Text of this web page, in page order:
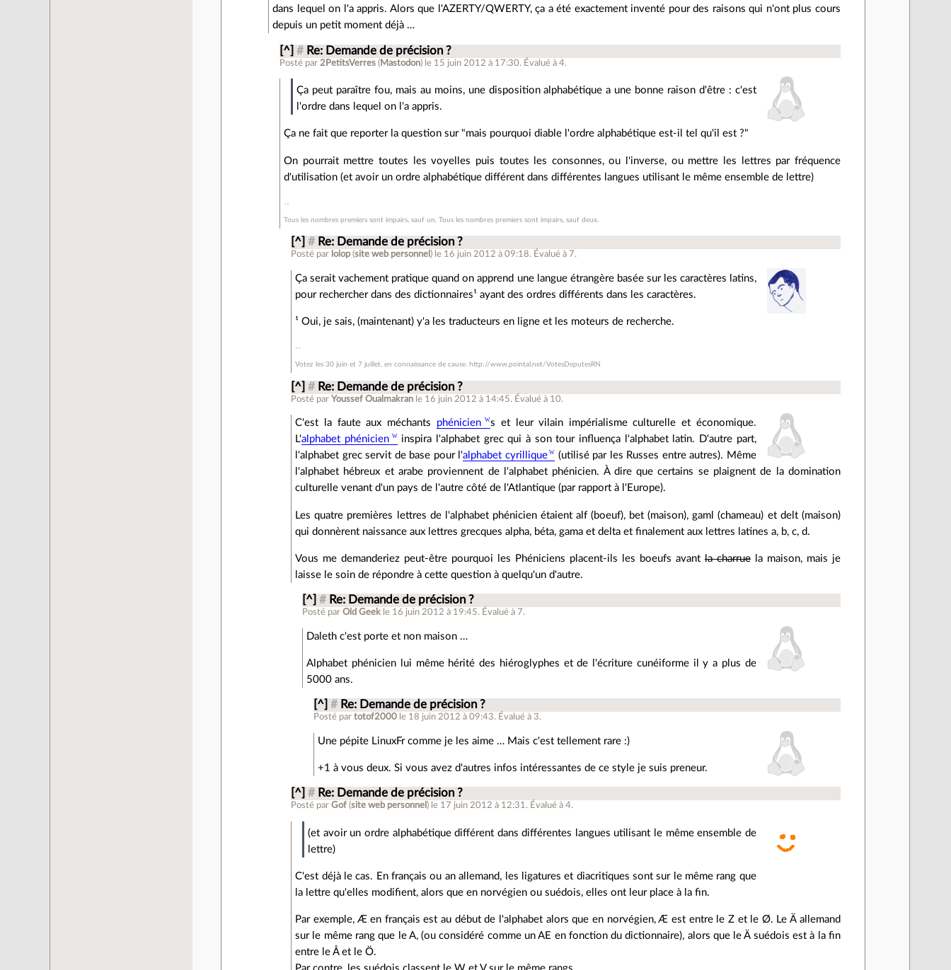
dans lequel on l'a appris. Alors que l'AZERTY/QWERTY, ça a été exactement inventé pour des raisons qui n'ont plus cours
depuis un petit moment déjà …
[^] # Re: Demande de précision ?
Posté par 2PetitsVerres ( Mastodon) le 15 juin 2012 à 17:30. Évalué à4.
Ça peut paraître fou, mais au moins, une disposition alphabétique a une bonne raison d'être : c'est
l'ordre dans lequel on l'a appris.
Ça ne fait que reporter la question sur "mais pourquoi diable l'ordre alphabétique est-il tel qu'il est ?"
On pourrait mettre toutes les voyelles puis toutes les consonnes, ou l'inverse, ou mettre les lettres par fréquence
d'utilisation (et avoir un ordre alphabétique différent dans différentes langues utilisant le même ensemble de lettre)
Tous les nombres premiers sont impairs, sauf un. Tous les nombres premiers sont impairs, sauf deux.
[^] # Re: Demande de précision ?
Posté par lolop(site web personnel ) le 16 juin 2012 à 09:18. Évalué à 7.
Ça serait vachement pratique quand on apprend une langue étrangère basée sur les caractères latins,
pour rechercher dans des dictionnaires¹ ayant des ordres différents dans les caractères.
¹ Oui, je sais, (maintenant) y'a les traducteurs en ligne et les moteurs de recherche.
Votez les 30 juin et 7 juillet, en connaissance de cause. http://www.pointal.net/VotesDeputesRN
[^] # Re: Demande de précision ?
Posté parYoussef Oualmakran le 16 juin 2012 à 14:45. Évalué à 10.
C'est la faute aux méchants phénicien
s et leur vilain impérialisme culturelle et économique.
L'alphabet phénicien
inspira l'alphabet grec qui à son tour influença l'alphabet latin. D'autre part,
l'alphabet grec servit de base pour l'alphabet cyrillique
(utilisé par les Russes entre autres). Même
l'alphabet hébreux et arabe proviennent de l'alphabet phénicien. À dire que certains se plaignent de la domination
culturelle venant d'un pays de l'autre côté de l'Atlantique (par rapport à l'Europe).
Les quatre premières lettres de l'alphabet phénicien étaient alf (boeuf), bet (maison), gaml (chameau) et delt (maison)
qui donnèrent naissance aux lettres grecques alpha, béta, gama et delta et finalement aux lettres latines a, b, c, d.
Vous me demanderiez peut-être pourquoi les Phéniciens placent-ils les boeufs avant la charruela maison, mais je
laisse le soin de répondre à cette question à quelqu'un d'autre.
[^] # Re: Demande de précision ?
Posté parOld Geek le 16 juin 2012 à 19:45. Évalué à 7.
Daleth c'est porte et non maison …
Alphabet phénicien lui même hérité des hiéroglyphes et de l'écriture cunéiforme il y a plus de
5000 ans.
[^] # Re: Demande de précision ?
Posté partotof2000 le 18 juin 2012 à 09:43. Évalué à 3.
Une pépite LinuxFr comme je les aime … Mais c'est tellement rare :)
+1 à vous deux. Si vous avez d'autres infos intéressantes de ce style je suis preneur.
[^] # Re: Demande de précision ?
Posté parGof (site web personnel ) le 17 juin 2012 à 12:31. Évalué à4.
(et avoir un ordre alphabétique différent dans différentes langues utilisant le même ensemble de
lettre)
C'est déjà le cas. En français ou an allemand, les ligatures et diacritiques sont sur le même rang que
la lettre qu'elles modifient, alors que en norvégien ou suédois, elles ont leur place à la fin.
Par exemple, Æ en français est au début de l'alphabet alors que en norvégien, Æ est entre le Z et le Ø. Le Ä allemand
sur le même rang que le A, (ou considéré comme un AE en fonction du dictionnaire), alors que le Ä suédois est à la fin
entre le Å et le Ö.